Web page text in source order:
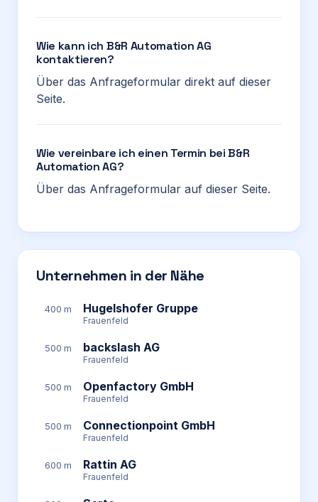
Wie kann ich B&R Automation AG
kontaktieren?
Über das Anfrageformular direkt auf dieser
Seite.
Wie vereinbare ich einen Termin bei B&R
Automation AG?
Über das Anfrageformular auf dieser Seite.
Unternehmen in der Nähe
400 m Hugelshofer Gruppe
Frauenfeld
500 m backslash AG
Frauenfeld
500 m Openfactory GmbH
Frauenfeld
500 m Connectionpoint GmbH
Frauenfeld
600 m Rattin AG
Frauenfeld